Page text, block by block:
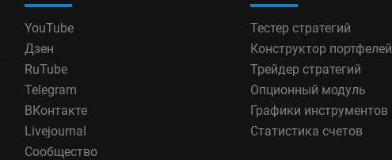
YouTube
Дзен
RuTube
Telegram
ВКонтакте
Livejournal
Сообщество
Тестер стратегий
Конструктор портфелей
Трейдер стратегий
Опционный модуль
Графики инструментов
Статистика счетов